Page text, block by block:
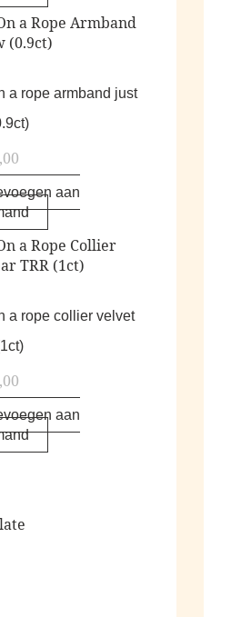
a rope armband just
aan
a rope collier velvet
aan